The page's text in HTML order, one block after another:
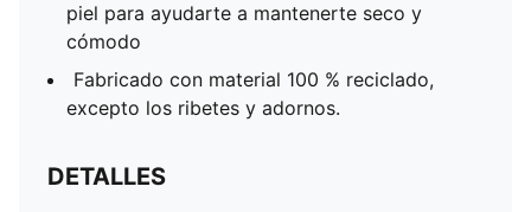
piel para ayudarte a mantenerte seco y
cómodo
Fabricado con material 100 % reciclado,
excepto los ribetes y adornos.
DETALLES